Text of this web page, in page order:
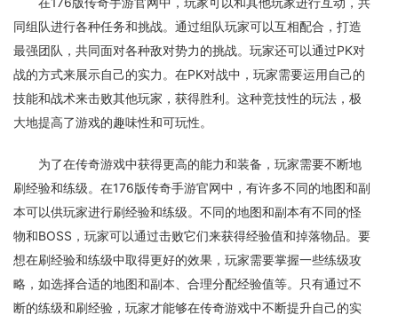
同组队进行各种任务和挑战。通过组队玩家可以互相配合，打造
最强团队，共同面对各种敌对势力的挑战。玩家还可以通过PK对
战的方式来展示自己的实力。在PK对战中，玩家需要运用自己的
技能和战术来击败其他玩家，获得胜利。这种竞技性的玩法，极
大地提高了游戏的趣味性和可玩性。
为了在传奇游戏中获得更高的能力和装备，玩家需要不断地
刷经验和练级。在176版传奇手游官网中，有许多不同的地图和副
本可以供玩家进行刷经验和练级。不同的地图和副本有不同的怪
物和BOSS，玩家可以通过击败它们来获得经验值和掉落物品。要
想在刷经验和练级中取得更好的效果，玩家需要掌握一些练级攻
略，如选择合适的地图和副本、合理分配经验值等。只有通过不
断的练级和刷经验，玩家才能够在传奇游戏中不断提升自己的实